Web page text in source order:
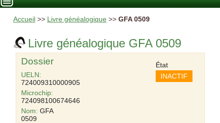
Accueil >> Livre généalogique >> GFA 0509
Livre généalogique GFA 0509
Dossier
UELN:
724009310000905
Microchip:
724098100674646
Nom: GFA
0509
État
INACTIF